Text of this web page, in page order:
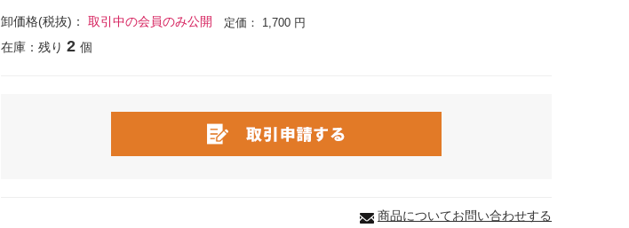
卸価格(税抜)： 取引中の会員のみ公開 定価： 1,700 円
在庫：残り 2 個
商品についてお問い合わせする